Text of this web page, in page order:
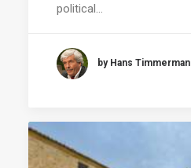
political…
by Hans Timmerman